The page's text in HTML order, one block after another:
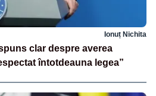
Ionuț Nichita
clar despre averea
întotdeauna legea”